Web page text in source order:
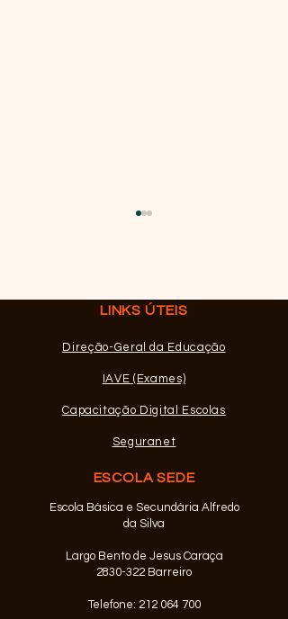
Apresentações - IX
Encontro Internacional
LINKS ÚTEIS
Direção-Geral da Educação
IAVE (Exames)
Capacitação Digital Escolas
Seguranet
ESCOLA SEDE
Escola Básica e Secundária Alfredo
da Silva
Largo Bento de Jesus Caraça
2830-322 Barreiro
Telefone: 212 064 700